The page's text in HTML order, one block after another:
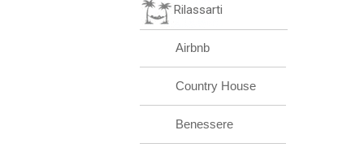
Rilassarti
Airbnb
Country House
Benessere